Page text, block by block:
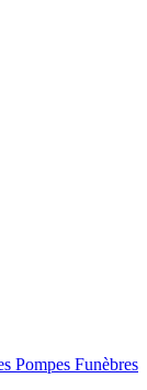
Pompes Funèbres